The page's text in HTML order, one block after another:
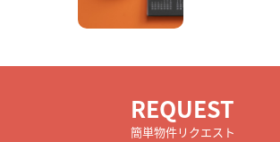
REQUEST
簡単物件リクエスト